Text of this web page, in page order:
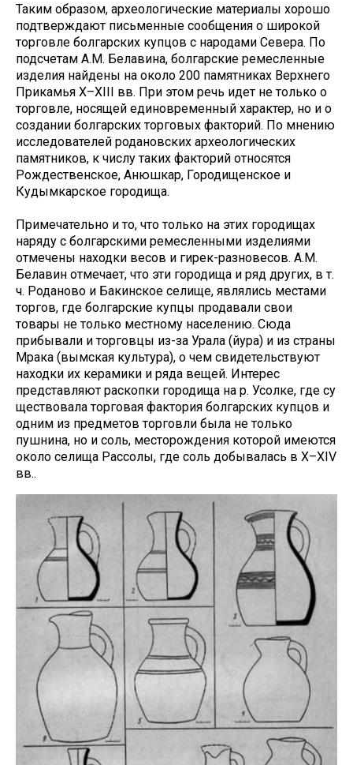
Таким образом, археологические материалы хорошо
подтверждают письменные сообщения о широкой
торговле болгарских купцов с народами Севера. По
подсчетам А.М. Белавина, болгарские ремесленные
изделия найдены на около 200 памятниках Верхнего
Прикамья X–XIII вв. При этом речь идет не только о
торговле, носящей единовременный характер, но и о
создании болгарских торговых факторий. По мнению
исследователей родановских археологических
памятников, к числу таких факторий относятся
Рождественское, Анюшкар, Городищенское и
Кудымкарское городища.
Примечательно и то, что только на этих городищах
наряду с болгарскими ремесленными изделиями
отмечены находки весов и гирек-разновесов. А.М.
Белавин отмечает, что эти городища и ряд других, в т.
ч. Роданово и Бакинское селище, являлись местами
торгов, где болгарские купцы продавали свои
товары не только местному населению. Сюда
прибывали и торговцы из-за Урала (йура) и из страны
Мрака (вымская культура), о чем свидетельствуют
находки их керамики и ряда вещей. Интерес
представляют раскопки городища на р. Усолке, где су
ществовала торговая фактория болгарских купцов и
одним из предметов торговли была не только
пушнина, но и соль, месторождения которой имеются
около селища Рассолы, где соль добывалась в X–XIV
вв..